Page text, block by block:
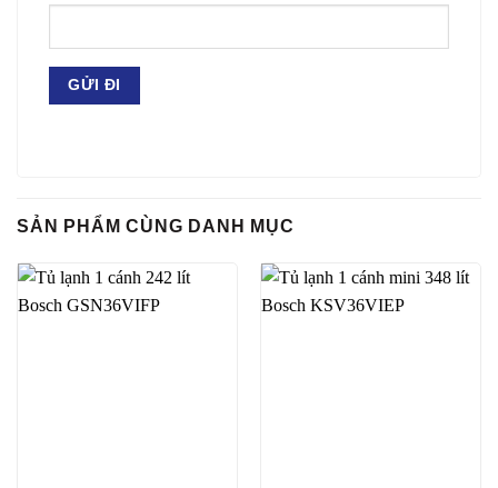
SẢN PHẨM CÙNG DANH MỤC